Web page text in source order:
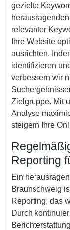
gezielte
relevanter
Ihre Website
ausrichten.
identifizieren
verbessern wir
Zielgruppe. Mit
Analyse
steigern Ihre
Reporting
Ein
Braunschweig
Reporting, das
Durch